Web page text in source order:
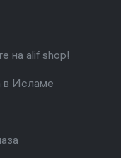
на alif shop!
в Исламе